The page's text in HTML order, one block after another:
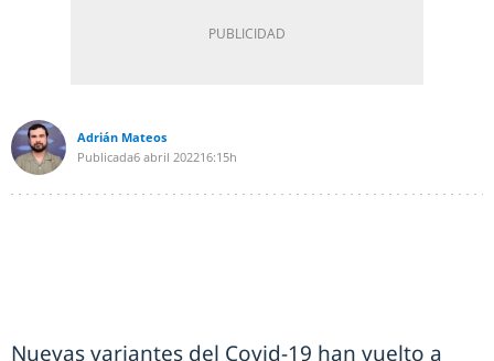
Adrián Mateos
Publicada6 abril 202216:15h
Nuevas variantes del Covid-19 han vuelto a